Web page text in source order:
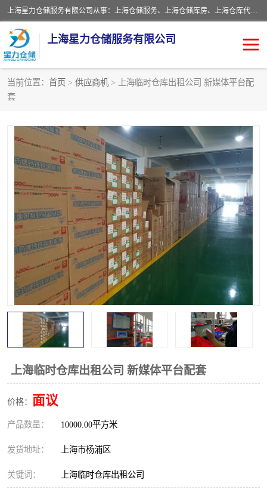
上海星力仓储服务有限公司从事：上海仓储服务、上海仓储库房、上海仓库代运营、上海仓库对外出租、上海仓库外包、上海三方仓储、上海电商仓储代发、上海电商代发货仓库、上海托管仓库、上海仓储配送。上海星力仓储服务有限公司现在拥有100个分仓、10万余平方的标准库房，精炼员工几百名，与几千家客户合作，公司已跻身上海仓储行业前列。欢迎来电咨询！
上海星力仓储服务有限公司
当前位置： 首页 > 供应商机 > 上海临时仓库出租公司 新媒体平台配
套
上海临时仓库出租公司 新媒体平台配套
价格： 面议
产品数量： 10000.00平方米
发货地址： 上海市杨浦区
关键词： 上海临时仓库出租公司
上海仓储配送 上海仓库外包
上海仓库代运营 上海托管仓库
上海第三方仓储 上海仓储服务
仓储 上海电商代发货仓库
上海托管仓库